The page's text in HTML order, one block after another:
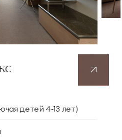
детей 4‑13 лет)